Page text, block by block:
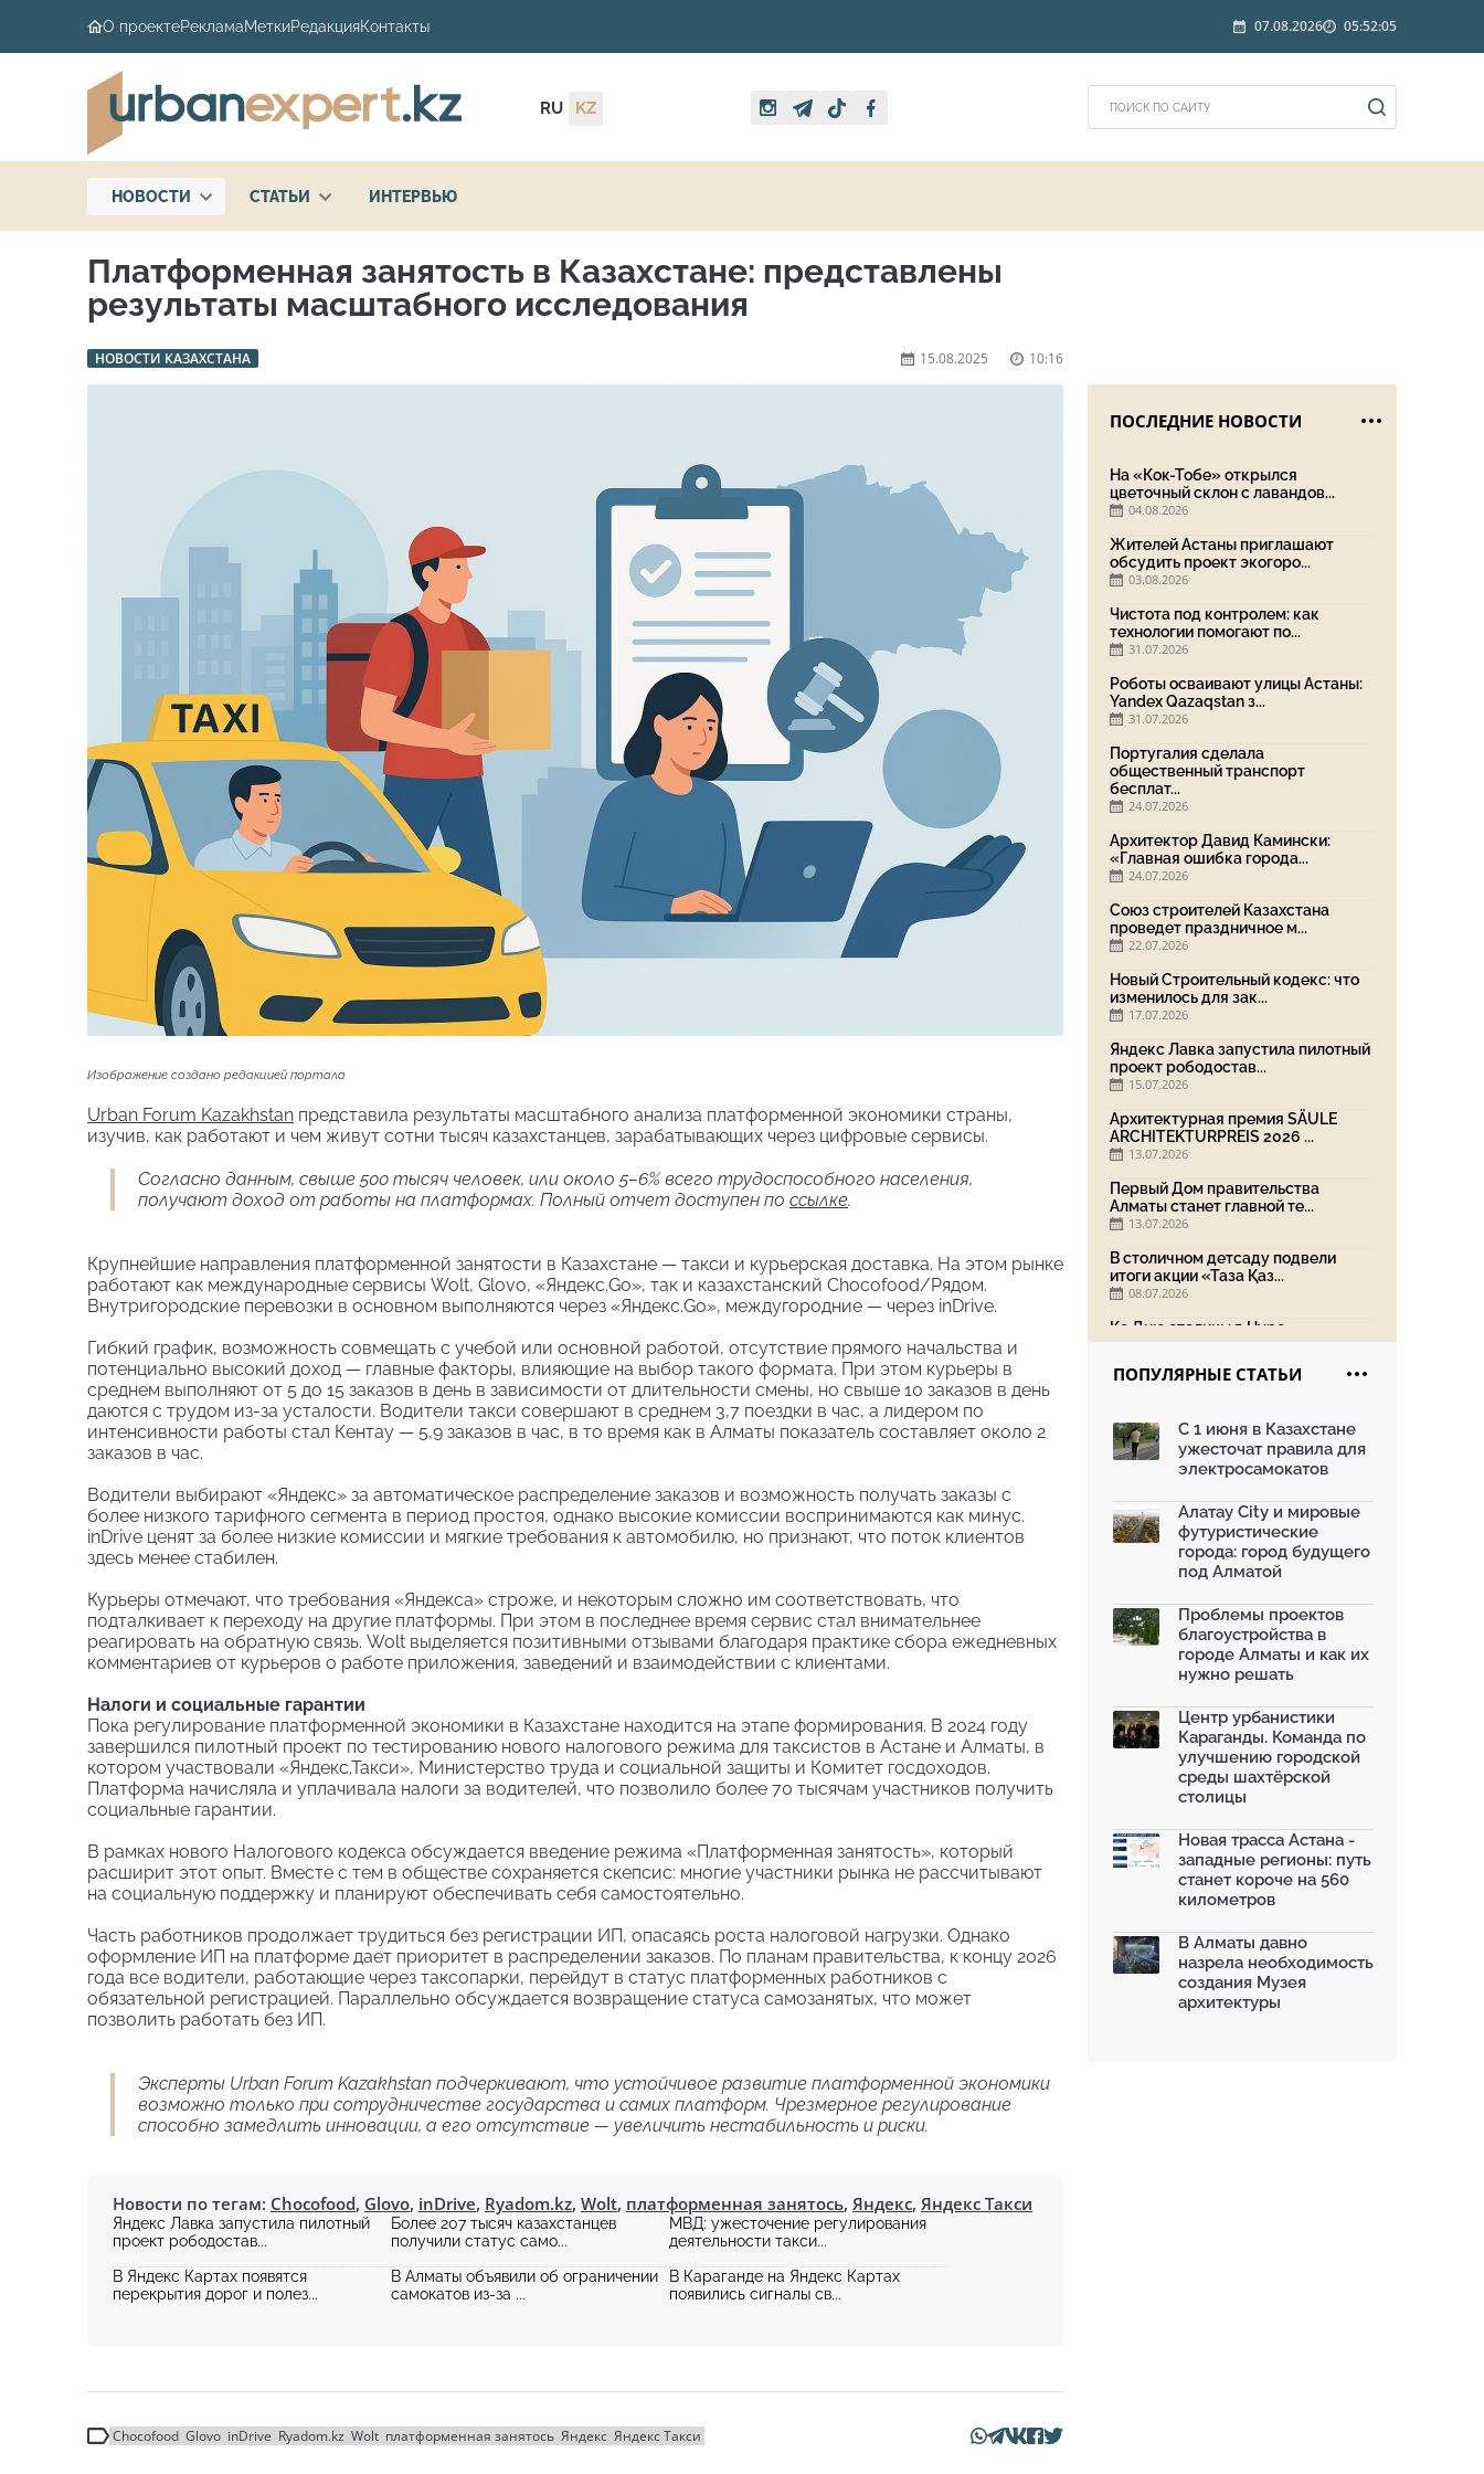
О проектеРекламаМеткиРедакцияКонтакты 07.08.2026 05:52:05
RU KZ
НОВОСТИ СТАТЬИ ИНТЕРВЬЮ
Платформенная занятость в Казахстане: представлены
результаты масштабного исследования
НОВОСТИ КАЗАХСТАНА 15.08.2025 10:16
Изображение создано редакцией портала
Urban Forum Kazakhstan представила результаты масштабного анализа платформенной экономики страны,
изучив, как работают и чем живут сотни тысяч казахстанцев, зарабатывающих через цифровые сервисы.
Согласно данным, свыше 500 тысяч человек, или около 5–6% всего трудоспособного населения,
получают доход от работы на платформах. Полный отчет доступен по ссылке.
Крупнейшие направления платформенной занятости в Казахстане — такси и курьерская доставка. На этом рынке
работают как международные сервисы Wolt, Glovo, «Яндекс.Go», так и казахстанский Chocofood/Рядом.
Внутригородские перевозки в основном выполняются через «Яндекс.Go», междугородние — через inDrive.
Гибкий график, возможность совмещать с учебой или основной работой, отсутствие прямого начальства и
потенциально высокий доход — главные факторы, влияющие на выбор такого формата. При этом курьеры в
среднем выполняют от 5 до 15 заказов в день в зависимости от длительности смены, но свыше 10 заказов в день
даются с трудом из-за усталости. Водители такси совершают в среднем 3,7 поездки в час, а лидером по
интенсивности работы стал Кентау — 5,9 заказов в час, в то время как в Алматы показатель составляет около 2
заказов в час.
Водители выбирают «Яндекс» за автоматическое распределение заказов и возможность получать заказы с
более низкого тарифного сегмента в период простоя, однако высокие комиссии воспринимаются как минус.
inDrive ценят за более низкие комиссии и мягкие требования к автомобилю, но признают, что поток клиентов
здесь менее стабилен.
Курьеры отмечают, что требования «Яндекса» строже, и некоторым сложно им соответствовать, что
подталкивает к переходу на другие платформы. При этом в последнее время сервис стал внимательнее
реагировать на обратную связь. Wolt выделяется позитивными отзывами благодаря практике сбора ежедневных
комментариев от курьеров о работе приложения, заведений и взаимодействии с клиентами.
Налоги и социальные гарантии
Пока регулирование платформенной экономики в Казахстане находится на этапе формирования. В 2024 году
завершился пилотный проект по тестированию нового налогового режима для таксистов в Астане и Алматы, в
котором участвовали «Яндекс.Такси», Министерство труда и социальной защиты и Комитет госдоходов.
Платформа начисляла и уплачивала налоги за водителей, что позволило более 70 тысячам участников получить
социальные гарантии.
В рамках нового Налогового кодекса обсуждается введение режима «Платформенная занятость», который
расширит этот опыт. Вместе с тем в обществе сохраняется скепсис: многие участники рынка не рассчитывают
на социальную поддержку и планируют обеспечивать себя самостоятельно.
Часть работников продолжает трудиться без регистрации ИП, опасаясь роста налоговой нагрузки. Однако
оформление ИП на платформе дает приоритет в распределении заказов. По планам правительства, к концу 2026
года все водители, работающие через таксопарки, перейдут в статус платформенных работников с
обязательной регистрацией. Параллельно обсуждается возвращение статуса самозанятых, что может
позволить работать без ИП.
Эксперты Urban Forum Kazakhstan подчеркивают, что устойчивое развитие платформенной экономики
возможно только при сотрудничестве государства и самих платформ. Чрезмерное регулирование
способно замедлить инновации, а его отсутствие — увеличить нестабильность и риски.
Новости по тегам: Chocofood, Glovo, inDrive, Ryadom.kz, Wolt, платформенная занятось, Яндекс, Яндекс Такси
Яндекс Лавка запустила пилотный
проект рободостав...
Более 207 тысяч казахстанцев
получили статус само...
МВД: ужесточение регулирования
деятельности такси...
В Яндекс Картах появятся
перекрытия дорог и полез...
В Алматы объявили об ограничении
самокатов из-за ...
В Караганде на Яндекс Картах
появились сигналы св...
Chocofood Glovo inDrive Ryadom.kz Wolt платформенная занятось Яндекс Яндекс Такси
ПОСЛЕДНИЕ НОВОСТИ
На «Кок-Тобе» открылся
цветочный склон с лавандов...
04.08.2026
Жителей Астаны приглашают
обсудить проект экогоро...
03.08.2026
Чистота под контролем: как
технологии помогают по...
31.07.2026
Роботы осваивают улицы Астаны:
Yandex Qazaqstan з...
31.07.2026
Португалия сделала
общественный транспорт
бесплат...
24.07.2026
Архитектор Давид Камински:
«Главная ошибка города...
24.07.2026
Союз строителей Казахстана
проведет праздничное м...
22.07.2026
Новый Строительный кодекс: что
изменилось для зак...
17.07.2026
Яндекс Лавка запустила пилотный
проект рободостав...
15.07.2026
Архитектурная премия SÄULE
ARCHITEKTURPREIS 2026 ...
13.07.2026
Первый Дом правительства
Алматы станет главной те...
13.07.2026
В столичном детсаду подвели
итоги акции «Таза Қаз...
08.07.2026
Ко Дню столицы в Нуре
благоустроили шесть обществ...
03.07.2026
МЧС усилило мониторинг рек и
02.07.2026
На общественных слушаниях
представили экологическ...
30.06.2026
На слушаниях по корректировке
СЭО Генплана Алматы...
30.06.2026
130-летняя Майская роща в
22.06.2026
По улице Саина в Алматы с 20
июня заработает авто...
19.06.2026
романов о городах с...
18.06.2026
ПОПУЛЯРНЫЕ СТАТЬИ
С 1 июня в Казахстане
ужесточат правила для
электросамокатов
Алатау City и мировые
футуристические
города: город будущего
под Алматой
Проблемы проектов
благоустройства в
городе Алматы и как их
нужно решать
Центр урбанистики
Караганды. Команда по
улучшению городской
среды шахтёрской
столицы
Новая трасса Астана -
западные регионы: путь
станет короче на 560
километров
В Алматы давно
назрела необходимость
создания Музея
архитектуры